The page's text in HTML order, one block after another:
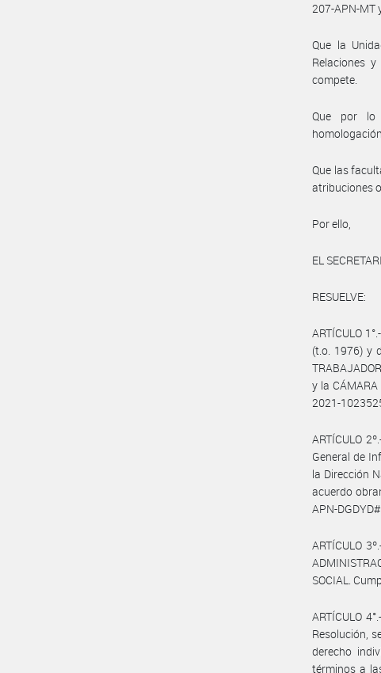
207-APN-MT
Que la
Relaciones
compete.
Que por lo
Que las
atribuciones
Por ello,
EL
RESUELVE:
ARTÍCULO
(t.o. 1976) y
y la
2021-
ARTÍCULO
General de
la Dirección
acuerdo
APN-
ARTÍCULO
SOCIAL.
ARTÍCULO
Resolución,
derecho
términos a